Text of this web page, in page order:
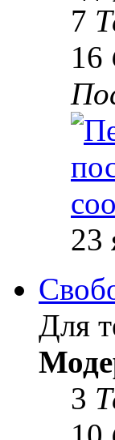
7
16
23
Для
3